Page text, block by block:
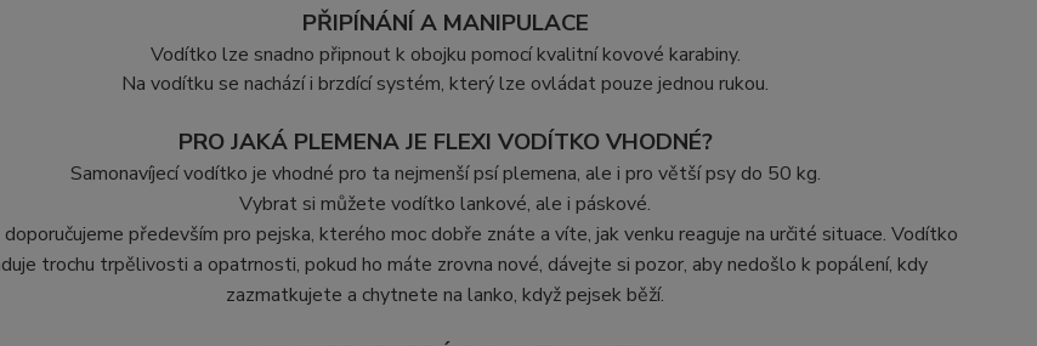
PŘIPÍNÁNÍ A MANIPULACE
Vodítko lze snadno připnout k obojku pomocí kvalitní kovové karabiny.
Na vodítku se nachází i brzdící systém, který lze ovládat pouze jednou rukou.
PRO JAKÁ PLEMENA JE FLEXI VODÍTKO VHODNÉ?
Samonavíjecí vodítko je vhodné pro ta nejmenší psí plemena, ale i pro větší psy do 50 kg.
Vybrat si můžete vodítko lankové, ale i páskové.
především pro pejska, kterého moc dobře znáte a víte, jak venku reaguje na určité situace. Vodítko
trochu trpělivosti a opatrnosti, pokud ho máte zrovna nové, dávejte si pozor, aby nedošlo k popálení, kdy
zazmatkujete a chytnete na lanko, když pejsek běží.